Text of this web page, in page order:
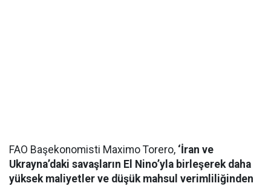
FAO Başekonomisti Maximo Torero, ‘İran ve
Ukrayna’daki savaşların El Nino’yla birleşerek daha
yüksek maliyetler ve düşük mahsul verimliliğinden